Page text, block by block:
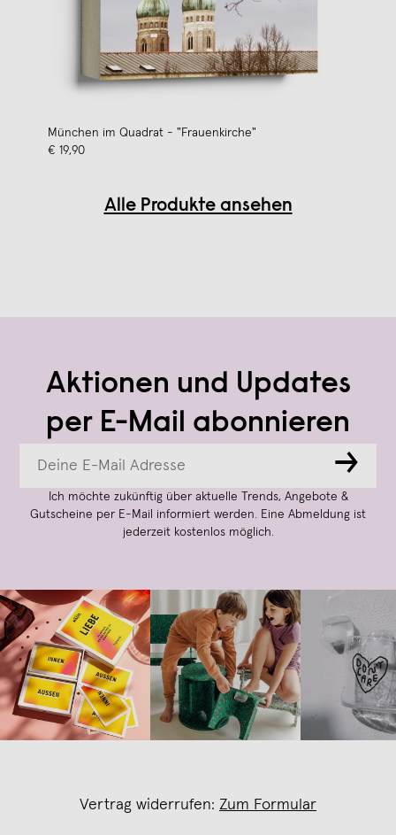
München im Quadrat - "Frauenkirche"
€ 19,90
Alle Produkte ansehen
Aktionen und Updates
per E-Mail abonnieren
→
Ich möchte zukünftig über aktuelle Trends, Angebote &
Gutscheine per E-Mail informiert werden. Eine Abmeldung ist
jederzeit kostenlos möglich.
Vertrag widerrufen: Zum Formular